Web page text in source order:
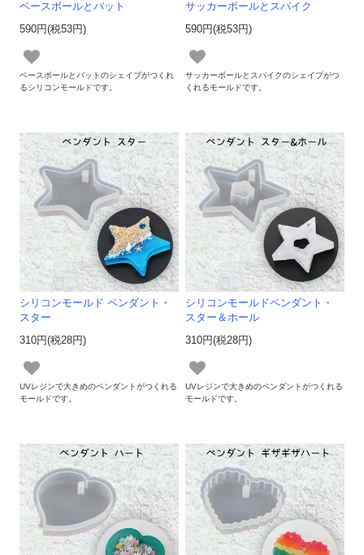
ベースボールとバット
590円(税53円)
ベースボールとバットのシェイプがつくれ
るシリコンモールドです。
サッカーボールとスパイク
590円(税53円)
サッカーボールとスパイクのシェイプがつ
くれるモールドです。
シリコンモールド ペンダント・
スター
310円(税28円)
UVレジンで大きめのペンダントがつくれる
モールドです。
シリコンモールドペンダント・
スター＆ホール
310円(税28円)
UVレジンで大きめのペンダントがつくれる
モールドです。